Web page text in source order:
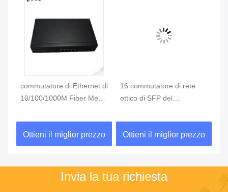
commutatore di Ethernet di
10/100/1000M Fiber Media
di 4-TX SFP
Ottieni il miglior prezzo
16 commutatore di rete
ottico di SFP del
10/100/1000M Gigabit
Fiber Port
Ottieni il miglior prezzo
Invia la tua richiesta